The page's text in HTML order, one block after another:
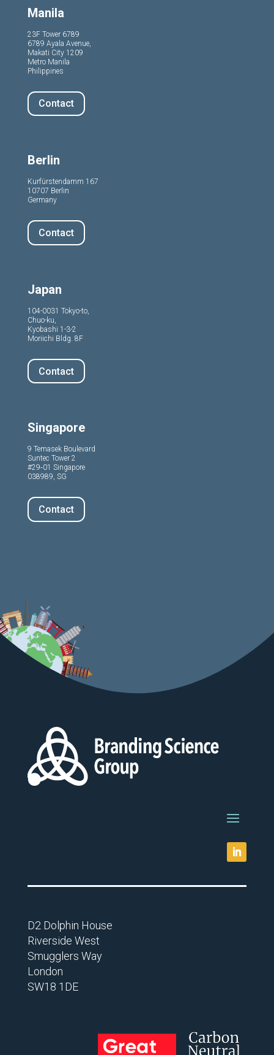
Manila
23F Tower 6789
6789 Ayala Avenue,
Makati City 1209
Metro Manila
Philippines
Contact
Berlin
Kurfürstendamm 167
10707 Berlin
Germany
Contact
Japan
104-0031 Tokyo-to,
Chuo-ku,
Kyobashi 1-3-2
Moriichi Bldg. 8F
Contact
Singapore
9 Temasek Boulevard
Suntec Tower 2
#29‑01 Singapore
038989, SG
Contact
D2 Dolphin House
Riverside West
Smugglers Way
London
SW18 1DE